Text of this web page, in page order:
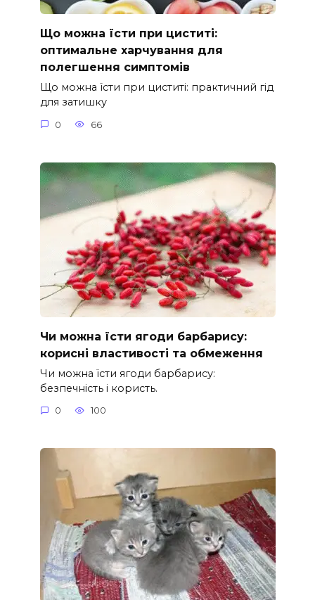
Що можна їсти при циститі:
оптимальне харчування для
полегшення симптомів
Що можна їсти при циститі: практичний гід
для затишку
0 66
Чи можна їсти ягоди барбарису:
корисні властивості та обмеження
Чи можна їсти ягоди барбарису:
безпечність і користь.
0 100